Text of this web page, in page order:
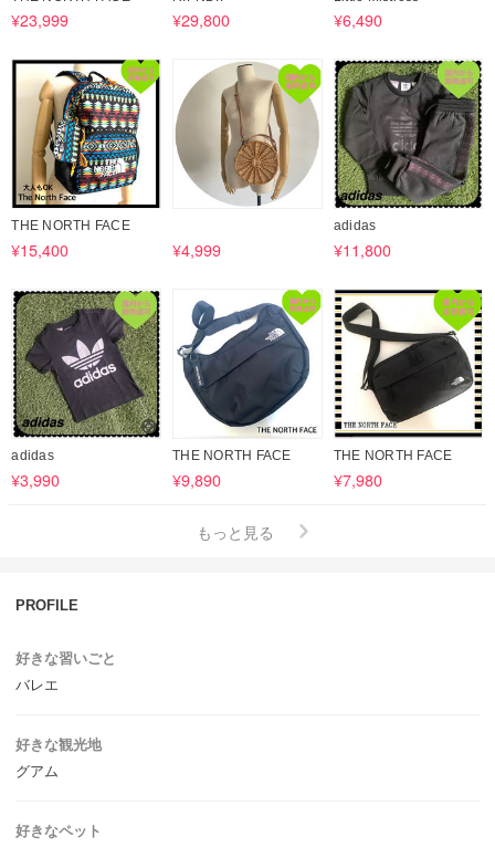
¥23,999 ¥29,800 ¥6,490
THE NORTH FACE
¥15,400 ¥4,999
adidas
¥11,800
adidas
¥3,990
THE NORTH FACE
¥9,890
THE NORTH FACE
¥7,980
もっと見る
PROFILE
好きな習いごと
バレエ
好きな観光地
グアム
好きなペット